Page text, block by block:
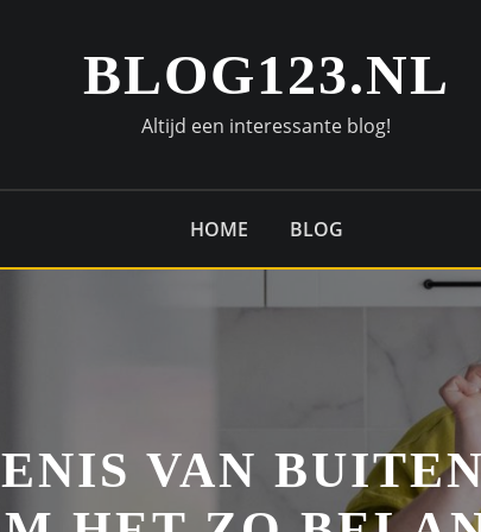
BLOG123.NL
Altijd een interessante blog!
HOME BLOG
VAN